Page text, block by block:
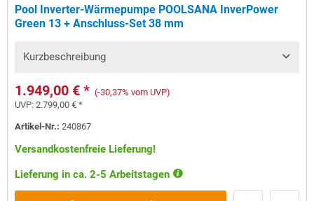
Pool Inverter-Wärmepumpe POOLSANA InverPower
Green 13 + Anschluss-Set 38 mm
Kurzbeschreibung
1.949,00 € * (-30,37% vom UVP)
UVP:2.799,00 € *
Artikel-Nr.:240867
Versandkostenfreie Lieferung!
Lieferung in ca. 2-5 Arbeitstagen